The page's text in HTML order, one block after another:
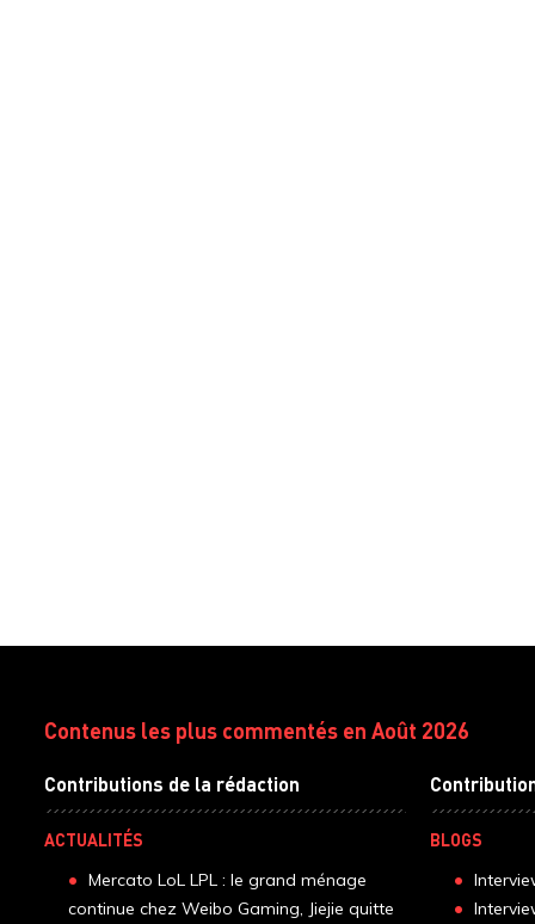
Contenus les plus commentés en Août 2026
Contributions de la rédaction
ACTUALITÉS
Mercato LoL LPL : le grand ménage
continue chez Weibo Gaming, Jiejie quitte
BLOGS